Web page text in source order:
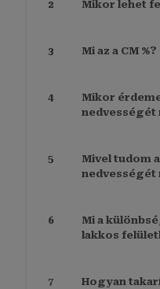
2 Mikor lehet
3 Mi az a CM %?
4
Mikor
nedvességét
5
Mivel tudom
nedvességét
6
Mi a
lakkos
7 Hogyan